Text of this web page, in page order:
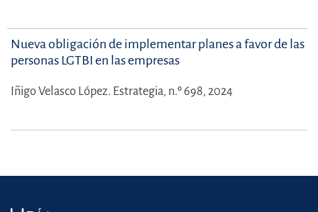
Nueva obligación de implementar planes a favor de las
personas LGTBI en las empresas
Iñigo Velasco López. Estrategia, n.º 698, 2024